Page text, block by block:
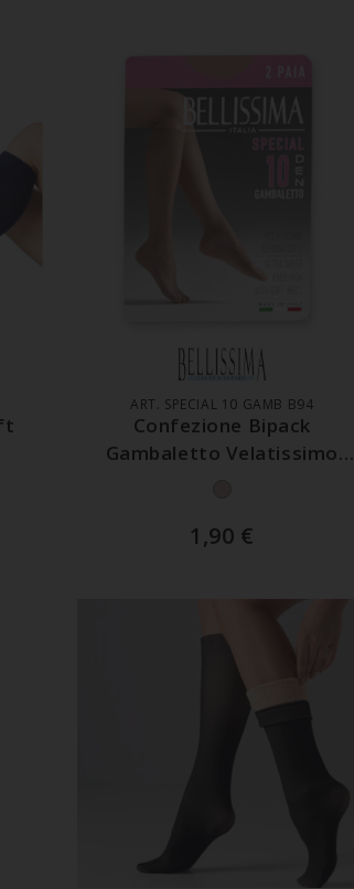
AGGIUNGI AL CARRELLO
ART. SPECIAL 10 GAMB B94
Confezione Bipack
Gambaletto Velatissimo
1,90 €